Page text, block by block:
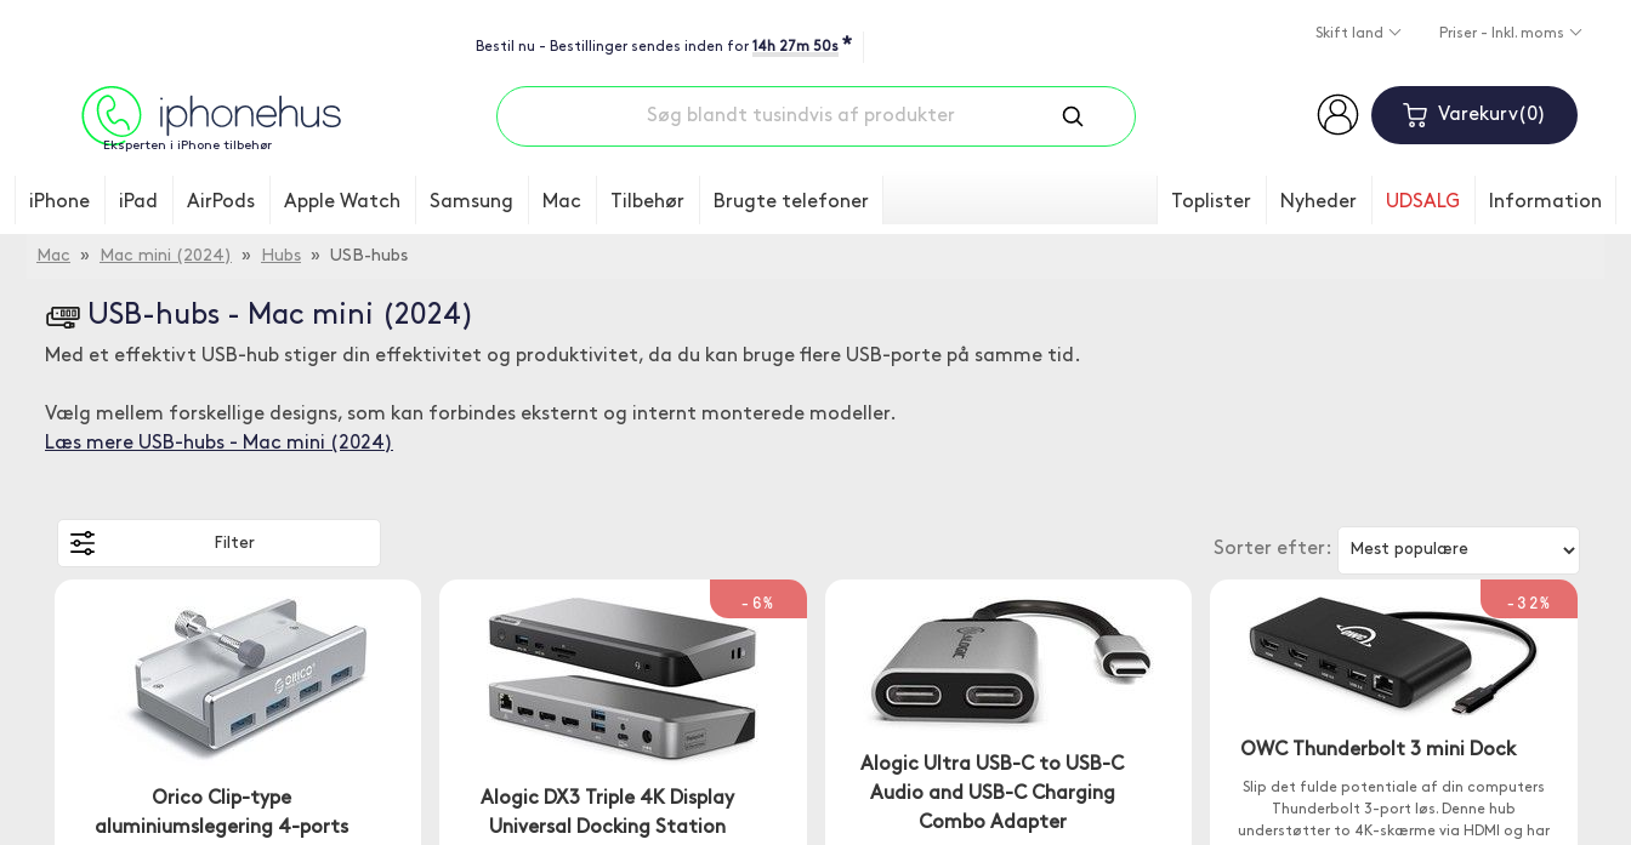
Bestil nu - Bestillinger sendes inden for 14h 27m 49s *
Skift land Priser - Inkl. moms
Eksperten i iPhone tilbehør
Varekurv 0
iPhone iPad AirPods Apple Watch Samsung Mac Tilbehør Brugte telefoner Toplister Nyheder UDSALG Information
Mac » Mac mini (2024) » Hubs » USB-hubs
USB-hubs - Mac mini (2024)
Med et effektivt USB-hub stiger din effektivitet og produktivitet, da du kan bruge flere USB-porte på samme tid.
Vælg mellem forskellige designs, som kan forbindes eksternt og internt monterede modeller.
Læs mere USB-hubs - Mac mini (2024)
Sorter efter:
Filter
Orico Clip-type
aluminiumslegering 4-ports
-6%
Alogic DX3 Triple 4K Display
Universal Docking Station
Alogic Ultra USB-C to USB-C
Audio and USB-C Charging
Combo Adapter
-32%
OWC Thunderbolt 3 mini Dock
Slip det fulde potentiale af din computers
Thunderbolt 3-port løs. Denne hub
understøtter to 4K-skærme via HDMI og har